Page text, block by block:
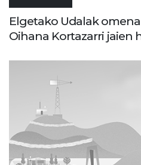
Elgetako Udalak
Oihana Kortazarri jaien